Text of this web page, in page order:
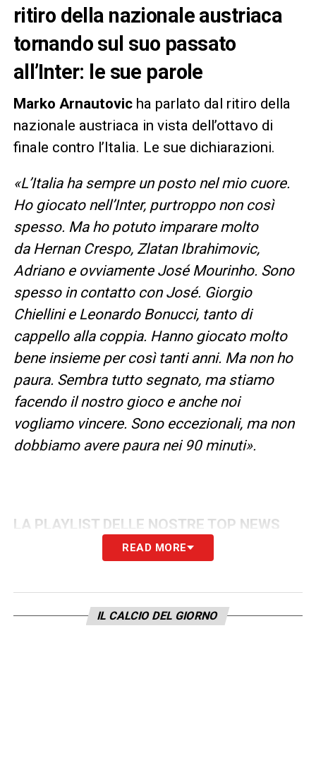
ritiro della nazionale austriaca
tornando sul suo passato
all’Inter: le sue parole
Marko Arnautovicha parlato dal ritiro della
nazionale austriaca in vista dell’ottavo di
finale contro l’Italia. Le sue dichiarazioni.
«L’Italia ha sempre un posto nel mio cuore.
Ho giocato nell’Inter, purtroppo non così
spesso. Ma ho potuto imparare molto
da Hernan Crespo, Zlatan Ibrahimovic,
Adriano e ovviamente José Mourinho. Sono
spesso in contatto con José. Giorgio
Chiellini e Leonardo Bonucci, tanto di
cappello alla coppia. Hanno giocato molto
bene insieme per così tanti anni. Ma non ho
paura. Sembra tutto segnato, ma stiamo
facendo il nostro gioco e anche noi
vogliamo vincere. Sono eccezionali, ma non
dobbiamo avere paura nei 90 minuti».
LA PLAYLIST DELLE NOSTRE TOP NEWS
READ MORE
IL CALCIO DEL GIORNO